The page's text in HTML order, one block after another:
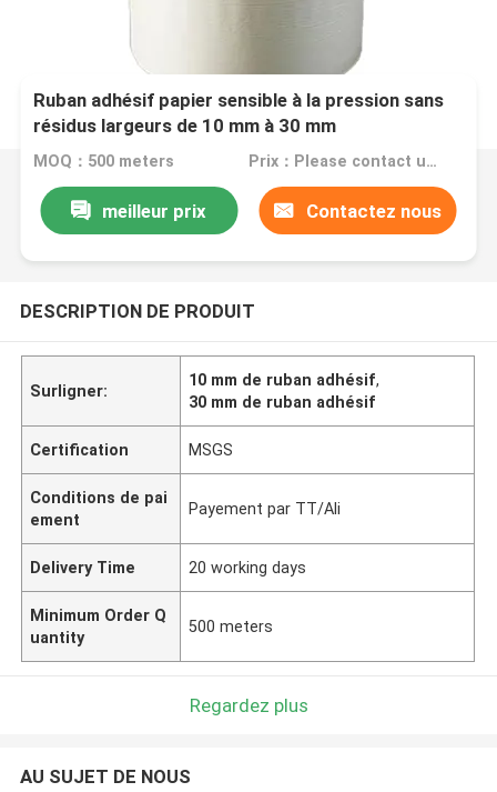
Ruban adhésif papier sensible à la pression sans
résidus largeurs de 10 mm à 30 mm
MOQ：500 meters Prix：Please contact us for quotation
meilleur prix Contactez nous
DESCRIPTION DE PRODUIT
Surligner:
10 mm de ruban adhésif,
30 mm de ruban adhésif
Certification MSGS
Conditions de pai
ement
Payement par TT/Ali
Delivery Time 20 working days
Minimum Order Q
uantity
500 meters
Regardez plus
AU SUJET DE NOUS